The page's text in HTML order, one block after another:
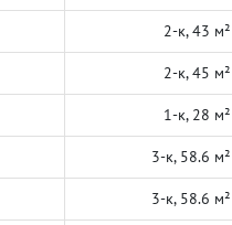
2-к, 43 м²
2-к, 45 м²
1-к, 28 м²
3-к, 58.6 м²
3-к, 58.6 м²